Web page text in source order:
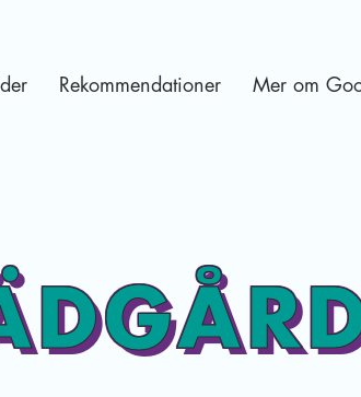
Rekommendationer Mer om